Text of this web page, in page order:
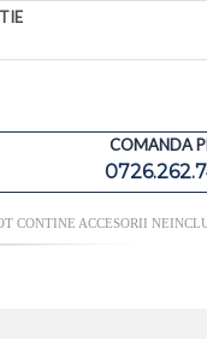
COMANDA
CONTINE ACCESORII